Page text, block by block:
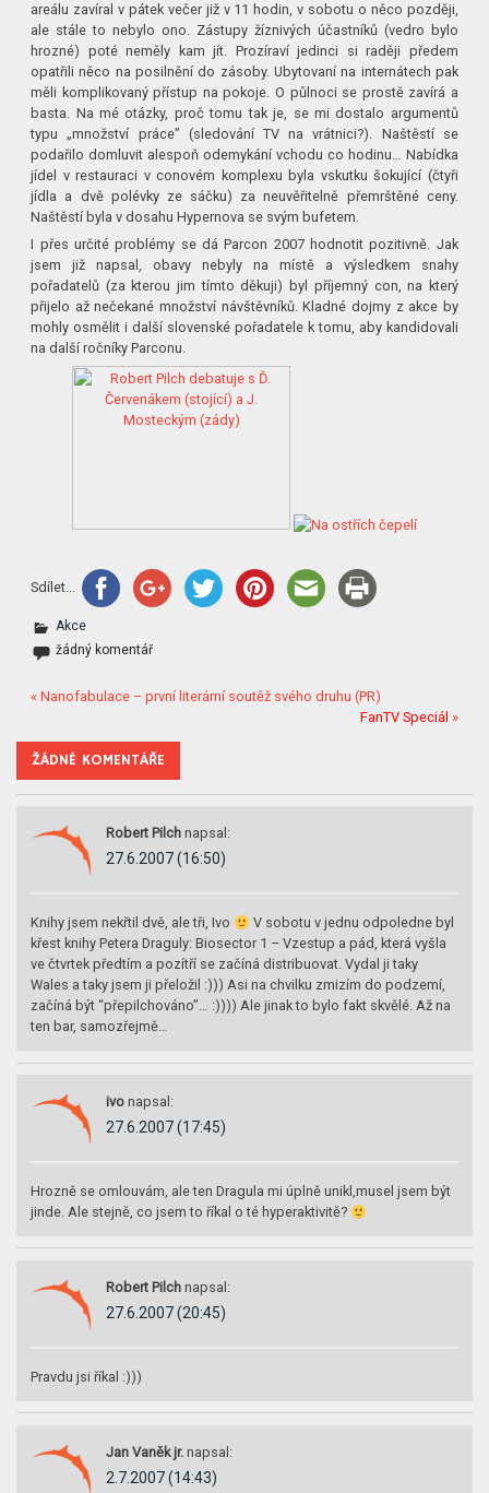
areálu zavíral v pátek večer již v 11 hodin, v sobotu o něco později,
ale stále to nebylo ono. Zástupy žíznivých účastníků (vedro bylo
hrozné) poté neměly kam jít. Prozíraví jedinci si raději předem
opatřili něco na posilnění do zásoby. Ubytovaní na internátech pak
měli komplikovaný přístup na pokoje. O půlnoci se prostě zavírá a
basta. Na mé otázky, proč tomu tak je, se mi dostalo argumentů
typu „množství práce” (sledování TV na vrátnici?). Naštěstí se
podařilo domluvit alespoň odemykání vchodu co hodinu… Nabídka
jídel v restauraci v conovém komplexu byla vskutku šokující (čtyři
jídla a dvě polévky ze sáčku) za neuvěřitelně přemrštěné ceny.
Naštěstí byla v dosahu Hypernova se svým bufetem.
I přes určité problémy se dá Parcon 2007 hodnotit pozitivně. Jak
jsem již napsal, obavy nebyly na místě a výsledkem snahy
pořadatelů (za kterou jim tímto děkuji) byl příjemný con, na který
přijelo až nečekané množství návštěvníků. Kladné dojmy z akce by
mohly osmělit i další slovenské pořadatele k tomu, aby kandidovali
na další ročníky Parconu.
Sdílet...
Akce
žádný komentář
« Nanofabulace – první literární soutěž svého druhu (PR)
FanTV Speciál »
ŽÁDNÉ KOMENTÁŘE
Robert Pilch napsal:
27.6.2007 (16:50)
Knihy jsem nekřtil dvě, ale tři, Ivo
V sobotu v jednu odpoledne byl
křest knihy Petera Draguly: Biosector 1 – Vzestup a pád, která vyšla
ve čtvrtek předtím a pozítří se začíná distribuovat. Vydal ji taky
Wales a taky jsem ji přeložil :))) Asi na chvilku zmizím do podzemí,
začíná být “přepilchováno”… :)))) Ale jinak to bylo fakt skvělé. Až na
ten bar, samozřejmě…
ivo napsal:
27.6.2007 (17:45)
Hrozně se omlouvám, ale ten Dragula mi úplně unikl,musel jsem být
jinde. Ale stejně, co jsem to říkal o té hyperaktivitě?
Robert Pilch napsal:
27.6.2007 (20:45)
Pravdu jsi říkal :)))
Jan Vaněk jr. napsal:
2.7.2007 (14:43)